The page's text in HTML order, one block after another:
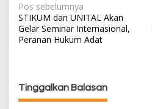
N
a
v
s
i
Pos sebelumnya
STIKUM dan UNITAL Akan
Gelar Seminar Internasional,
Peranan Hukum Adat
Tinggalkan Balasan